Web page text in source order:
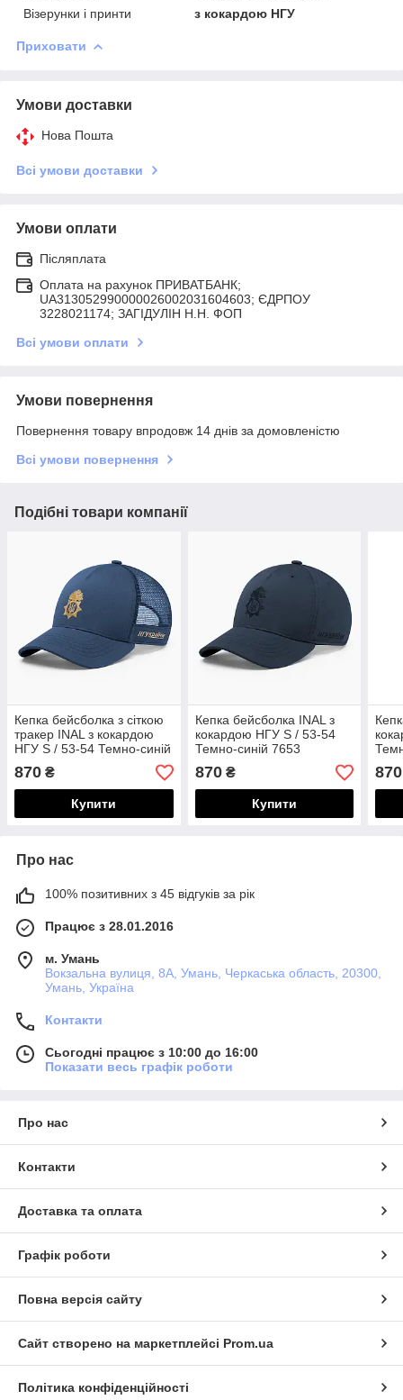
Візерунки і принти
з кокардою НГУ
Приховати
Умови доставки
Нова Пошта
Всі умови доставки
Умови оплати
Післяплата
Оплата на рахунок ПРИВАТБАНК;
UA313052990000026002031604603; ЄДРПОУ
3228021174; ЗАГIДУЛIН Н.Н. ФОП
Всі умови оплати
Умови повернення
Повернення товару впродовж 14 днів за домовленістю
Всі умови повернення
Подібні товари компанії
Кепка бейсболка з сіткою
тракер INAL з кокардою
НГУ S / 53-54 Темно-синій
116853
870 ₴
Купити
Кепка бейсболка INAL з
кокардою НГУ S / 53-54
Темно-синій 7653
870₴
Купити
870
Про нас
100% позитивних з 45 відгуків за рік
Працює з 28.01.2016
м. Умань
Вокзальна вулиця, 8А, Умань, Черкаська область, 20300,
Умань, Україна
Контакти
Сьогодні працює з 10:00 до 16:00
Показати весь графік роботи
Про нас
Контакти
Доставка та оплата
Графік роботи
Повна версія сайту
Сайт створено на маркетплейсі Prom.ua
Політика конфіденційності